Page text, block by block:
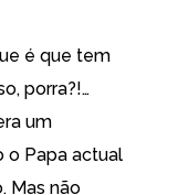
é que tem
porra?!…
um
o Papa actual
Mas não